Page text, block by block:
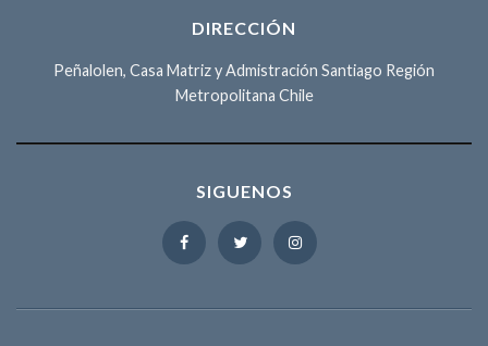
DIRECCIÓN
Peñalolen, Casa Matriz y Admistración Santiago Región
Metropolitana Chile
SIGUENOS